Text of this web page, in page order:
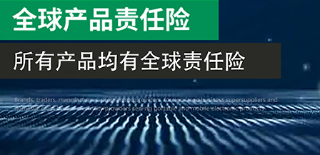
动力镍氢电池
常规镍氢电池
PG游戏官网是镍氢电池国家标准主导
修订单位，并参与多项锂电池行业国
家标准的制定